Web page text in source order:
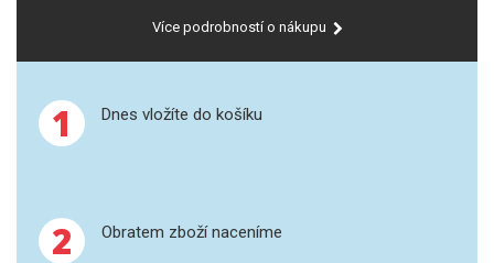
KYVETY
PŘÍPRAVA VZORKŮ
MIKROVLNNÝ ROZKLAD
Více podrobností o nákupu
1 Dnes vložíte do košíku
2 Obratem zboží naceníme